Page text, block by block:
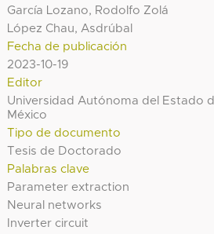
García Lozano, Rodolfo Zolá
López Chau, Asdrúbal
Fecha de publicación
2023-10-19
Editor
Universidad Autónoma del Estado
México
Tipo de documento
Tesis de Doctorado
Palabras clave
Parameter extraction
Neural networks
Inverter circuit